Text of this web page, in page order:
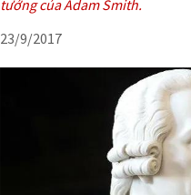
tưởng của Adam Smith.
23/9/2017